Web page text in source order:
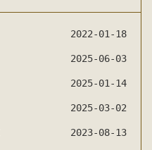
2022-01-18
2025-06-03
2025-01-14
2025-03-02
2023-08-13